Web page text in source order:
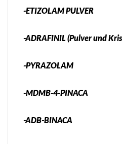
-ETIZOLAM PULVER
-ADRAFINIL (Pulver und
-PYRAZOLAM
-MDMB-4-PINACA
-ADB-BINACA